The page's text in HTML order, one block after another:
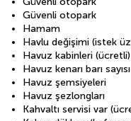
Güvenli otopark
Hamam
Havlu değişimi (istek
Havuz kabinleri (ücretli)
Havuz kenarı barı
Havuz şemsiyeleri
Havuz şezlongları
Kahvaltı servisi var